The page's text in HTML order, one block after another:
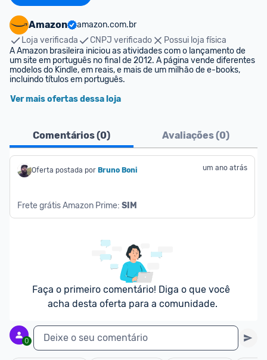
Amazon
amazon.com.br
Loja verificada
CNPJ verificado
Possui loja física
A Amazon brasileira iniciou as atividades com o lançamento de
um site em português no final de 2012. A página vende diferentes
modelos do Kindle, em reais, e mais de um milhão de e-books,
incluindo títulos em português.
Ver mais ofertas dessa loja
Comentários (0) Avaliações (0)
Oferta postada por Bruno Boni um ano atrás
Frete grátis Amazon Prime: SIM
Faça o primeiro comentário! Diga o que você
acha desta oferta para a comunidade.
0 Deixe o seu comentário